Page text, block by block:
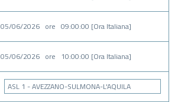
05/06/2026 ore 09:00:00 [Ora Italiana]
05/06/2026 ore 10:00:00 [Ora Italiana]
ASL 1 - AVEZZANO-SULMONA-L'AQUILA